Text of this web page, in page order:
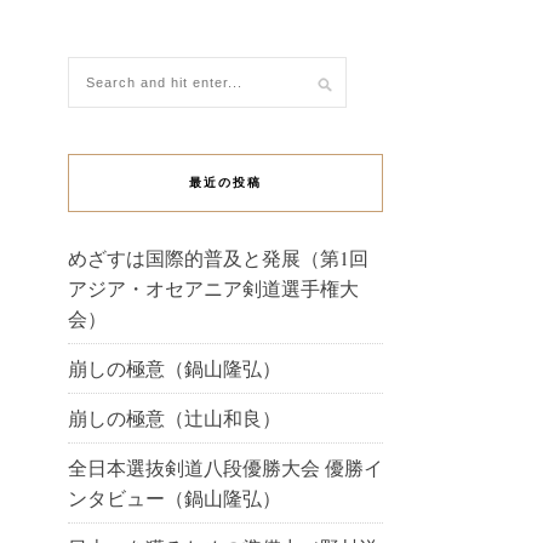
最近の投稿
めざすは国際的普及と発展（第1回
アジア・オセアニア剣道選手権大
会）
崩しの極意（鍋山隆弘）
崩しの極意（辻山和良）
全日本選抜剣道八段優勝大会 優勝イ
ンタビュー（鍋山隆弘）